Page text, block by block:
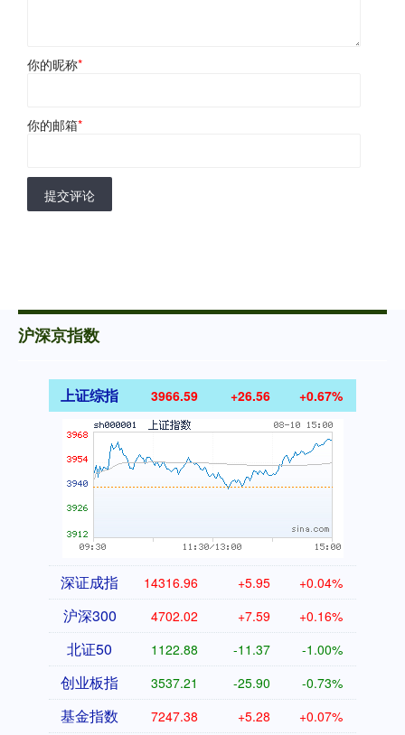
你的昵称*
你的邮箱*
提交评论
沪深京指数
上证综指 3966.59 +26.56 +0.67%
深证成指 14316.96 +5.95 +0.04%
沪深300 4702.02 +7.59 +0.16%
北证50 1122.88 -11.37 -1.00%
创业板指 3537.21 -25.90 -0.73%
基金指数 7247.38 +5.28 +0.07%